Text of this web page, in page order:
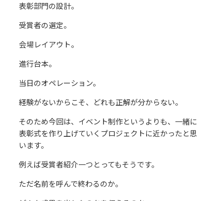
表彰部門の設計。
受賞者の選定。
会場レイアウト。
進行台本。
当日のオペレーション。
経験がないからこそ、どれも正解が分からない。
そのため今回は、イベント制作というよりも、一緒に
表彰式を作り上げていくプロジェクトに近かったと思
います。
例えば受賞者紹介一つとってもそうです。
ただ名前を呼んで終わるのか。